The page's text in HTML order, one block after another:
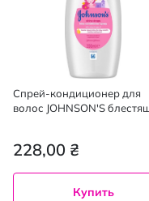
Спрей-кондиционер для
волос JOHNSON'S
228,00 ₴
Купить